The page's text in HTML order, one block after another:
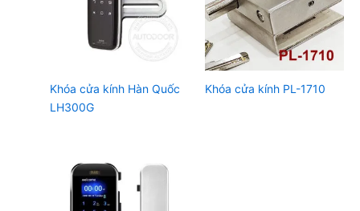
Khóa cửa kính Hàn Quốc
LH300G
Khóa cửa kính PL-1710